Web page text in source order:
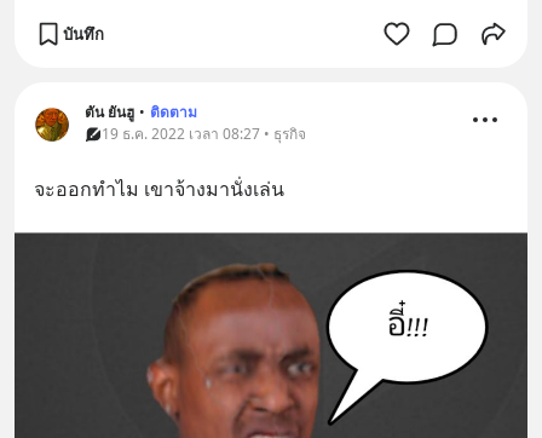
บันทึก
ตัน ยันฮู • ติดตาม
19 ธ.ค. 2022 เวลา 08:27 • ธุรกิจ
จะออกทำไม เขาจ้างมานั่งเล่น